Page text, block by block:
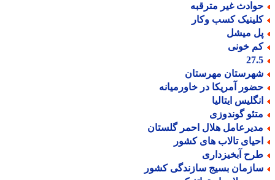
غیر مترقبه
کسب وکار
میشل
خونی
مهرستان
آمریکا در خاورمیانه
ایتالیا
گوندوزی
هلال احمر گلستان
تالاب های کشور
آبخیزداری
بسیج سازندگی کشور